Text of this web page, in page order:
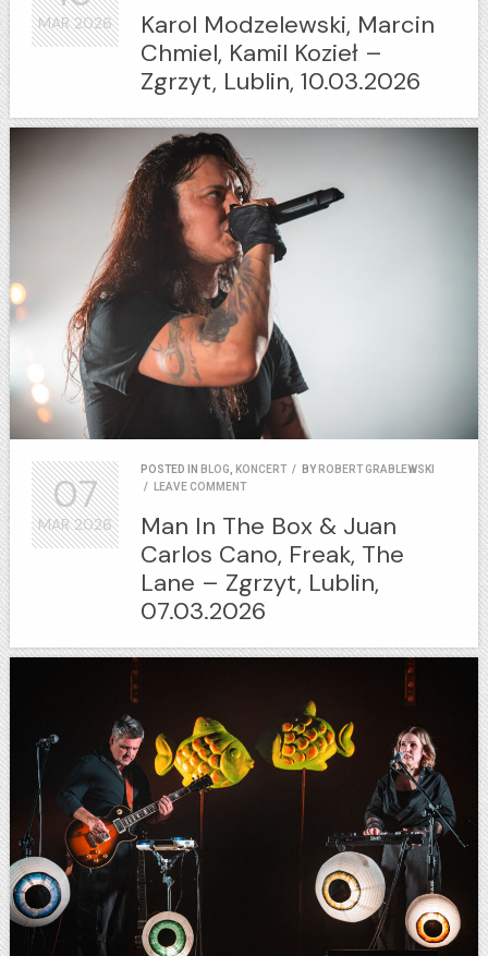
Karol Modzelewski, Marcin
Chmiel, Kamil Kozieł –
Zgrzyt, Lublin, 10.03.2026
MAR2026
POSTED IN BLOG, KONCERT / BY ROBERT GRABLEWSKI
/
LEAVE COMMENT
Man In The Box & Juan
Carlos Cano, Freak, The
Lane – Zgrzyt, Lublin,
07.03.2026
07
MAR2026